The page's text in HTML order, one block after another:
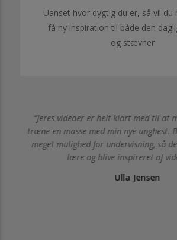
Uanset hvor dygtig du er, så vil du
få ny inspiration til både den
og stævner
Jeres videoer er helt klart med til at
træne en masse med min nye unghest.
meget mulighed for undervisning, så
lære og blive inspireret af
Ulla Jensen